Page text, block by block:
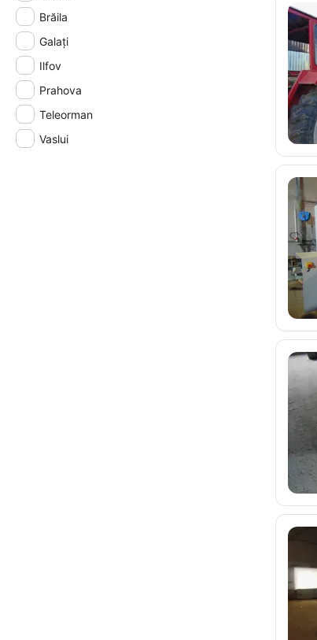
Termo G
Urbanstart Invest
Vastex SA Vaslui
Brăila
Galaţi
Ilfov
Prahova
Teleorman
Vaslui